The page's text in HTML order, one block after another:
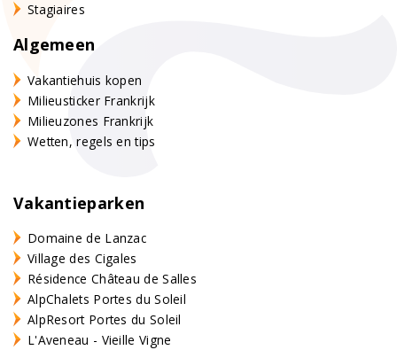
Stagiaires
Algemeen
Vakantiehuis kopen
Milieusticker Frankrijk
Milieuzones Frankrijk
Wetten, regels en tips
Vakantieparken
Domaine de Lanzac
Village des Cigales
Résidence Château de Salles
AlpChalets Portes du Soleil
AlpResort Portes du Soleil
L'Aveneau - Vieille Vigne